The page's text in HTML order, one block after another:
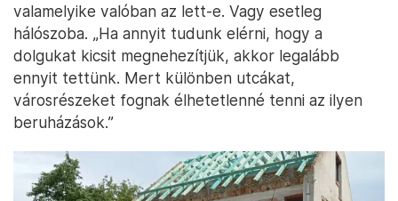
valamelyike valóban az lett-e. Vagy esetleg
hálószoba. „Ha annyit tudunk elérni, hogy a
dolgukat kicsit megnehezítjük, akkor legalább
ennyit tettünk. Mert különben utcákat,
városrészeket fognak élhetetlenné tenni az ilyen
beruházások.”